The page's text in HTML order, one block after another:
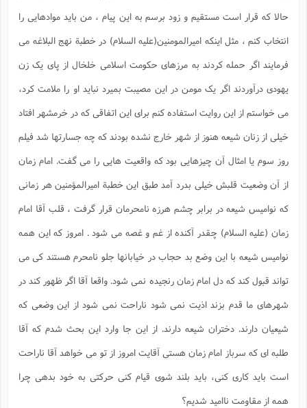
حالا که قرار است مستقیم و زود برسم به این پیام ، من باید موادهایی را
انتخاب کنم ، مثل اینکه امیرالمومنین(علیه السلام) در خطبة نهج البلاغه می
فرمایند اگر حمله کردند به مرزهای حکومت اسلامی خلخال از پای یک زن
یهودی درآوردند اگر یک مومن در این مصیبت بمیرد نباید او را ملامت کرد،
می خواستم از این روایت استفاده کنم برای این اتفاقی که در خرمشهر افتاد
خیلی از زنان شیعه هنوز از شهر خارج نشده بودند که چه جسارتها شد فیلم
روز سوم یا امثال آن چیزهایی بود که واقعیت هایی را می گفت. امام زمان
از آن وضعیت قلبش خیلی بدرد آمد طبق این خطبة امیرالمؤمنین هر زمانی
که نوامیس شیعه در برابر چشم هرزه نامحرمان قرار گرفت ، قلب آقا امام
زمان (علیه السلام) چقدر آکنده از غم و غصه می شود . امروز که این همه
نوامیس شیعه با این وضع بد حجاب در خیابانها جلو نامحرم هستند کی می
تواند قبول کند که دل امام زمان رنجیده نمی شود. واقعا آقا اگر ظهور کند در
شهرهای ما قدم بزند اذیت نمی شود ناراحت نمی شود از این وضعی که
شیعیان دارند. دختران شیعه دارند. از این جا وارد این بحث شدم که آقا
طلبه ای که سرباز امام زمان هستی آقایت امروز از تو می خواهد آقا ناراحت
است باید کاری کنی، باید بلند شوی قیام کنی حرکتی به خود بدهی چرا
همه از مقاومت ناامید شدیم؟